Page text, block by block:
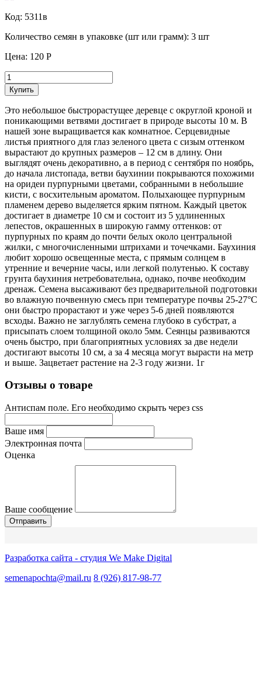
Код: 5311в
Количество семян в упаковке (шт или грамм): 3 шт
Цена: 120 Р
Купить
Это небольшое быстрорастущее деревце с округлой кроной и
поникающими ветвями достигает в природе высоты 10 м. В
нашей зоне выращивается как комнатное. Серцевидные
листья приятного для глаз зеленого цвета с сизым оттенком
вырастают до крупных размеров – 12 см в длину. Они
выглядят очень декоративно, а в период с сентября по ноябрь,
до начала листопада, ветви баухинии покрываются похожими
на оридеи пурпурными цветами, собранными в небольшие
кисти, с восхительным ароматом. Полыхающее пурпурным
пламенем дерево выделяется ярким пятном. Каждый цветок
достигает в диаметре 10 см и состоит из 5 удлиненных
лепестов, окрашенных в широкую гамму оттенков: от
пурпурных по краям до почти белых около центральной
жилки, с многочисленными штрихами и точечками. Баухиния
любит хорошо освещенные места, с прямым солнцем в
утренние и вечерние часы, или легкой полутенью. К составу
грунта баухиния нетребовательна, однако, почве необходим
дренаж. Семена высаживают без предварительной подготовки
во влажную почвенную смесь при температуре почвы 25-27°С
они быстро прорастают и уже через 5-6 дней появляются
всходы. Важно не заглублять семена глубоко в субстрат, а
присыпать слоем толщиной около 5мм. Сеянцы развиваются
очень быстро, при благоприятных условиях за две недели
достигают высоты 10 см, а за 4 месяца могут вырасти на метр
и выше. Зацветает растение на 2-3 году жизни. 1г
Отзывы о товаре
Антиспам поле. Его необходимо скрыть через css
Ваше имя
Электронная почта
Оценка
Ваше сообщение
Разработка сайта - студия We Make Digital
semenapochta@mail.ru 8 (926) 817-98-77